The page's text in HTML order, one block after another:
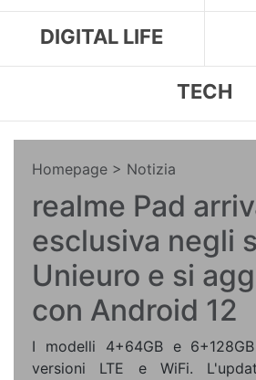
DIGITAL LIFE
TECH
Homepage > Notizia
realme Pad
esclusiva negli
Unieuro e si
con Android 12
I modelli 4+64GB e
versioni LTE e WiFi.